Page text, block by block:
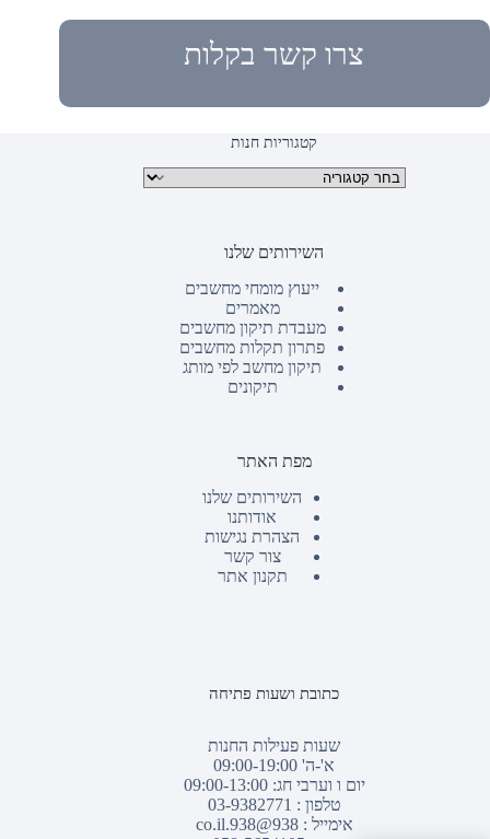
צרו קשר בקלות
קטגוריות חנות
קטגוריות מוצרים
השירותים שלנו
ייעוץ מומחי מחשבים
מאמרים
מעבדת תיקון מחשבים
פתרון תקלות מחשבים
תיקון מחשב לפי מותג
תיקונים
מפת האתר
השירותים שלנו
אודותנו
הצהרת נגישות
צור קשר
תקנון אתר
כתובת ושעות פתיחה
שעות פעילות החנות
א'-ה' 09:00-19:00
יום ו וערבי חג: 09:00-13:00
טלפון : 03-9382771
אימייל :938@938.co.il